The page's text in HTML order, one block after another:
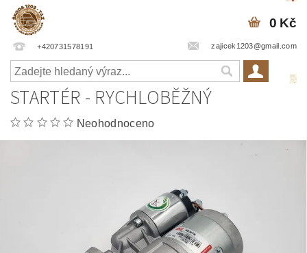
+420731578191 zajicek1203@gmail.com
0 Kč
STARTÉR - RYCHLOBĚŽNÝ
Neohodnoceno